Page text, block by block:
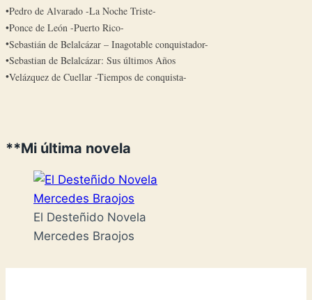
Pedro de Alvarado -La Noche Triste-
Ponce de León -Puerto Rico-
Sebastián de Belalcázar – Inagotable conquistador-
Sebastian de Belalcázar: Sus últimos Años
Velázquez de Cuellar -Tiempos de conquista-
**Mi última novela
El Desteñido Novela
Mercedes Braojos